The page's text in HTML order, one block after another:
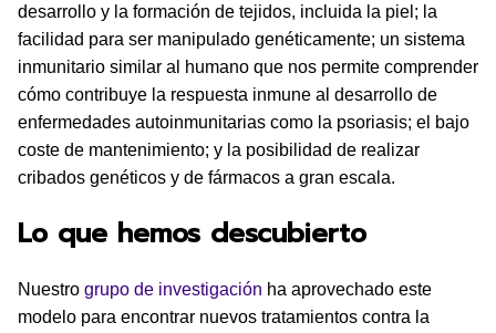
desarrollo y la formación de tejidos, incluida la piel; la
facilidad para ser manipulado genéticamente; un sistema
inmunitario similar al humano que nos permite comprender
cómo contribuye la respuesta inmune al desarrollo de
enfermedades autoinmunitarias como la psoriasis; el bajo
coste de mantenimiento; y la posibilidad de realizar
cribados genéticos y de fármacos a gran escala.
Lo que hemos descubierto
Nuestro grupo de investigación ha aprovechado este
modelo para encontrar nuevos tratamientos contra la